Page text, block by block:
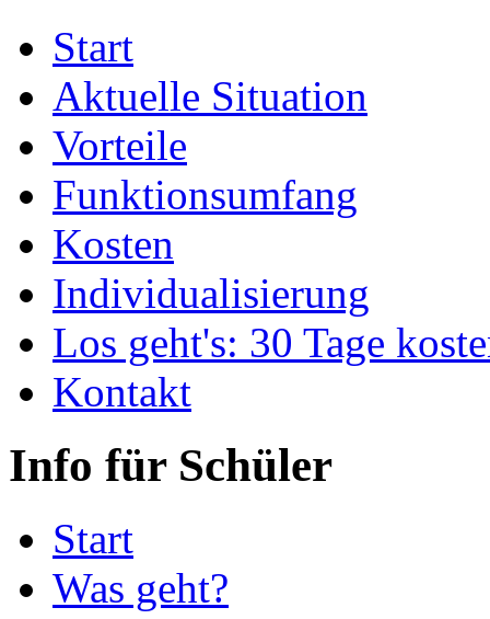
Start
Aktuelle Situation
Vorteile
Funktionsumfang
Kosten
Individualisierung
Los geht's: 30 Tage
Kontakt
Info für Schüler
Start
Was geht?